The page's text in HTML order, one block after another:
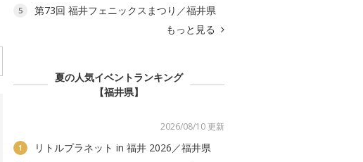
5
第73回 福井フェニックスまつり／福井県
もっと見る
夏の人気イベントランキング
【福井県】
2026/08/10 更新
1 リトルプラネット in 福井 2026／福井県